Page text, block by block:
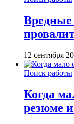
Вредные
12 сентября
Поиск работы
Когда
резюме